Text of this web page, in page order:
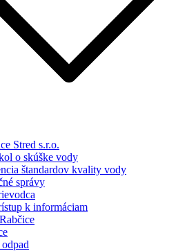
Stred s.r.o.
o skúške vody
štandardov kvality vody
správy
k informáciam